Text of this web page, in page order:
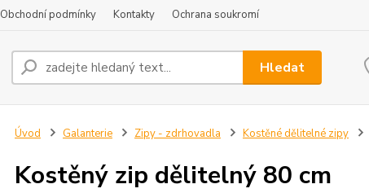
Obchodní podmínky Kontakty Ochrana soukromí
Hledat
Úvod Galanterie Zipy - zdrhovadla Kostěné dělitelné zipy
Kostěný zip dělitelný 80 cm